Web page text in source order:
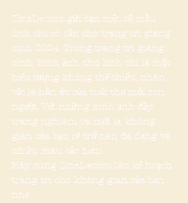
ZinaDecors gửi bạn một số mẫu
lính chì có sẵn cho trang trí giáng
sinh 2024. Trong trang trí giáng
sinh, hình ảnh chú lính chì là một
biểu tượng không thể thiếu, nhân
vật là hồn ức của tuổi thơ mỗi con
người. Với những hình ảnh đầy
trang nghiêm và mới lạ, không
gian của bạn sẽ trở nên đa dạng và
nhiều màu sắc hơn!
Hãy cùng ZinaDecors lên kế hoạch
trang trí cho không gian của bạn
nhé